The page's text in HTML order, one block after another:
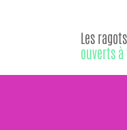
Les
ouverts